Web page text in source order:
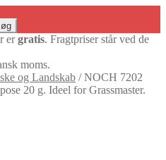
ergratis. Fragtpriser står ved de
moms.
og Landskab /NOCH 7202
20 g. Ideel for Grassmaster.